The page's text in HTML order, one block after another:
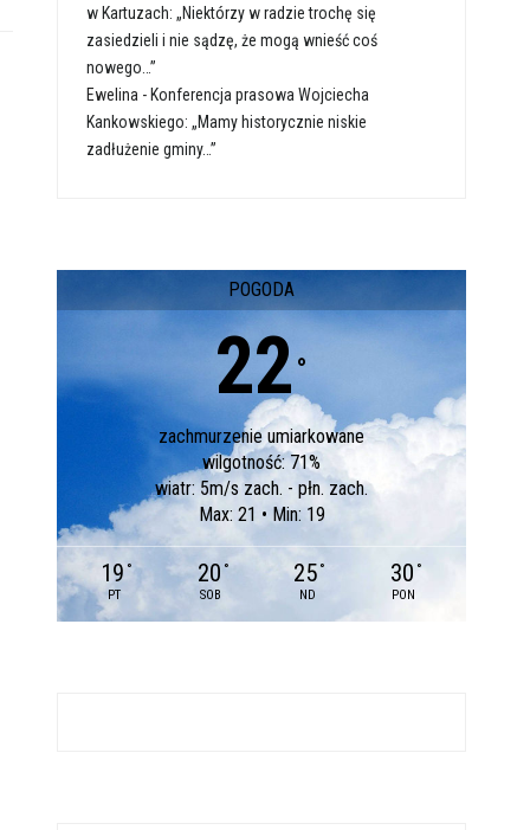
w Kartuzach: „Niektórzy w radzie trochę się
zasiedzieli i nie sądzę, że mogą wnieść coś
nowego…”
Ewelina - Konferencja prasowa Wojciecha
Kankowskiego: „Mamy historycznie niskie
zadłużenie gminy…”
POGODA
22 °
zachmurzenie umiarkowane
wilgotność: 71%
wiatr: 5m/s zach. - płn. zach.
Max: 21 • Min: 19
19 °
PT
20 °
SOB
25 °
ND
30 °
PON